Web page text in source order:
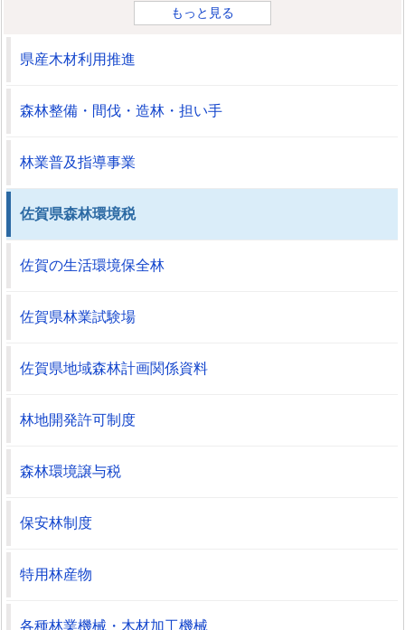
もっと見る
県産木材利用推進
森林整備・間伐・造林・担い手
林業普及指導事業
佐賀県森林環境税
佐賀の生活環境保全林
佐賀県林業試験場
佐賀県地域森林計画関係資料
林地開発許可制度
森林環境譲与税
保安林制度
特用林産物
各種林業機械・木材加工機械